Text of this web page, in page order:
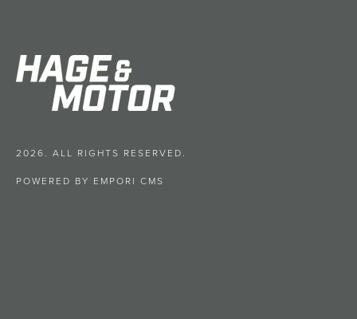
2026. ALL RIGHTS RESERVED.
POWERED BY EMPORI CMS